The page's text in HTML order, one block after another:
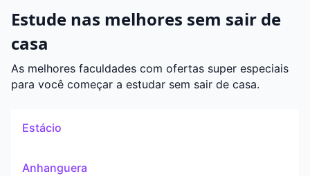
Estude nas melhores sem sair de
casa
As melhores faculdades com ofertas super especiais
para você começar a estudar sem sair de casa.
Estácio
Anhanguera